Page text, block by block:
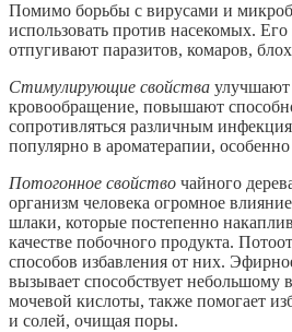
Помимо борьбы с вирусами и
использовать против насекомых.
отпугивают паразитов, комаров,
Стимулирующие свойства улучшают
кровообращение, повышают
сопротивляться различным
популярно в ароматерапии,
Потогонное свойство чайного
организм человека огромное
шлаки, которые постепенно
качестве побочного продукта.
способов избавления от них.
вызывает способствует небольшому
мочевой кислоты, также помогает
и солей, очищая поры.